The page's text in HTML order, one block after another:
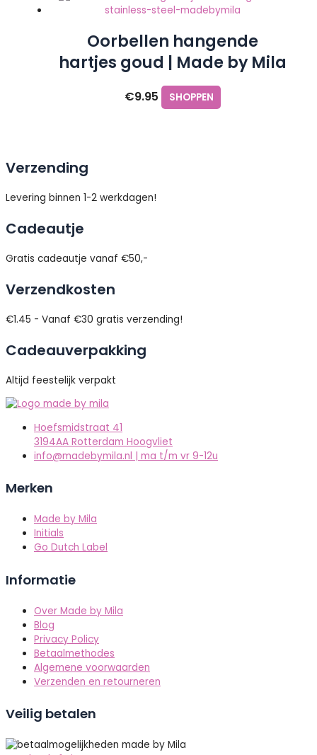
Oorbellen hangende
hartjes goud | Made by Mila
€9.95 SHOPPEN
Verzending
Levering binnen 1-2 werkdagen!
Cadeautje
Gratis cadeautje vanaf €50,-
Verzendkosten
€1.45 - Vanaf €30 gratis verzending!
Cadeauverpakking
Altijd feestelijk verpakt
Hoefsmidstraat 41
3194AA Rotterdam Hoogvliet
info@madebymila.nl | ma t/m vr 9-12u
Merken
Made by Mila
Initials
Go Dutch Label
Informatie
Over Made by Mila
Blog
Privacy Policy
Betaalmethodes
Algemene voorwaarden
Verzenden en retourneren
Veilig betalen